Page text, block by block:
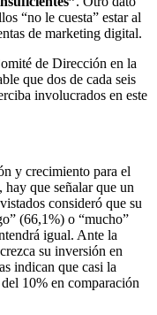
“no le cuesta” estar al
de marketing digital.
de Dirección en la
que dos de cada seis
involucrados en este
y crecimiento para el
que señalar que un
consideró que su
(66,1%) o “mucho”
igual. Ante la
su inversión en
indican que casi la
10% en comparación